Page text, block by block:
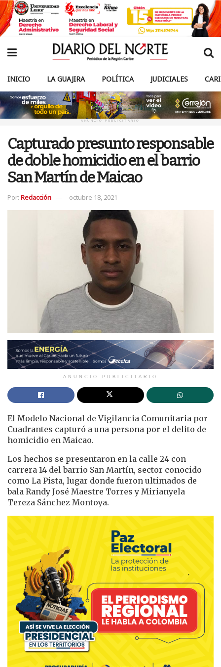
INICIO LA GUAJIRA POLÍTICA JUDICIALES
ANUNCIO PUBLICITARIO
Capturado presunto responsable
de doble homicidio en el barrio
San Martín de Maicao
Por: Redacción octubre 18, 2021
ANUNCIO PUBLICITARIO
El Modelo Nacional de Vigilancia Comunitaria por
Cuadrantes capturó a una persona por el delito de
homicidio en Maicao.
Los hechos se presentaron en la calle 24 con
carrera 14 del barrio San Martín, sector conocido
como La Pista, lugar donde fueron ultimados de
bala Randy José Maestre Torres y Mirianyela
Tereza Sánchez Montoya.